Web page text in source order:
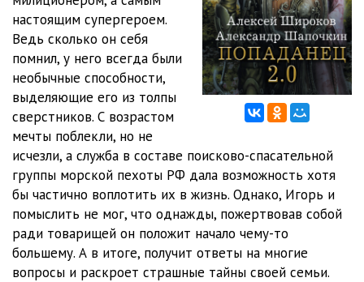
010 Глава 9. Стазис хаоса 46:55
011 Глава 10. Истина где‑то рядом 1:22:25
012 Глава 11. Дверь вечности 1:15:39
013 Глава 12. Ушастая Азия 1:08:06
014 Глава 13. Я и мои 1:05:00
015 Глава 14. Не обещайте деве юной 1:51:22
016 Эпилог. Попаданец 2.01 06:52
017 Эту и другие книги..
настоящим супергероем.
Ведь сколько он себя
помнил, у него всегда были
необычные способности,
выделяющие его из толпы
сверстников. С возрастом
мечты поблекли, но не
исчезли, а служба в составе поисково-спасательной
группы морской пехоты РФ дала возможность хотя
бы частично воплотить их в жизнь. Однако, Игорь и
помыслить не мог, что однажды, пожертвовав собой
ради товарищей он положит начало чему-то
большему. А в итоге, получит ответы на многие
вопросы и раскроет страшные тайны своей семьи.